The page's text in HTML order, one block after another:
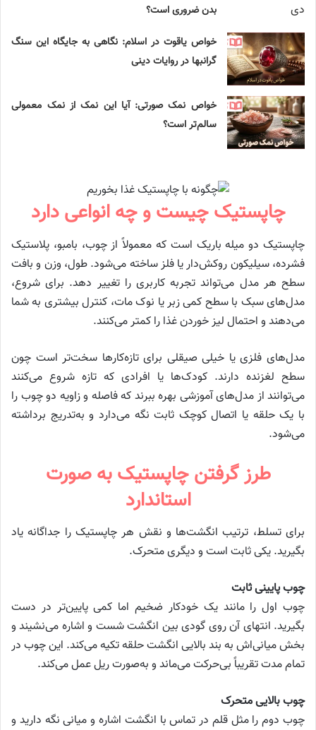
بدن ضروری است؟
خواص یاقوت در اسلام: نگاهی به جایگاه این سنگ
گرانبها در روایات دینی
خواص نمک صورتی: آیا این نمک از نمک معمولی
سالم‌تر است؟
چاپستیک چیست و چه انواعی دارد
چاپستیک دو میله باریک است که معمولاً از چوب، بامبو، پلاستیک
فشرده، سیلیکون روکش‌دار یا فلز ساخته می‌شود. طول، وزن و بافت
سطح هر مدل می‌تواند تجربه کاربری را تغییر دهد. برای شروع،
مدل‌های سبک با سطح کمی زبر یا نوک مات، کنترل بیشتری به شما
می‌دهند و احتمال لیز خوردن غذا را کمتر می‌کنند.
مدل‌های فلزی یا خیلی صیقلی برای تازه‌کارها سخت‌تر است چون
سطح لغزنده دارند. کودک‌ها یا افرادی که تازه شروع می‌کنند
می‌توانند از مدل‌های آموزشی بهره ببرند که فاصله و زاویه دو چوب را
با یک حلقه یا اتصال کوچک ثابت نگه می‌دارد و به‌تدریج برداشته
می‌شود.
طرز گرفتن چاپستیک به صورت
استاندارد
برای تسلط، ترتیب انگشت‌ها و نقش هر چاپستیک را جداگانه یاد
بگیرید. یکی ثابت است و دیگری متحرک.
چوب پایینی ثابت
چوب اول را مانند یک خودکار ضخیم اما کمی پایین‌تر در دست
بگیرید. انتهای آن روی گودی بین انگشت شست و اشاره می‌نشیند و
بخش میانی‌اش به بند بالایی انگشت حلقه تکیه می‌کند. این چوب در
تمام مدت تقریباً بی‌حرکت می‌ماند و به‌صورت ریل عمل می‌کند.
چوب بالایی متحرک
چوب دوم را مثل قلم در تماس با انگشت اشاره و میانی نگه دارید و